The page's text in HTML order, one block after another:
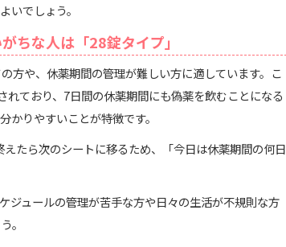
いでしょう。
ちな人は「28錠タイプ」
方や、休薬期間の管理が難しい方に適しています。こ
ており、7日間の休薬期間にも偽薬を飲むことになる
かりやすいことが特徴です。
たら次のシートに移るため、「今日は休薬期間の何日
ジュールの管理が苦手な方や日々の生活が不規則な方
。